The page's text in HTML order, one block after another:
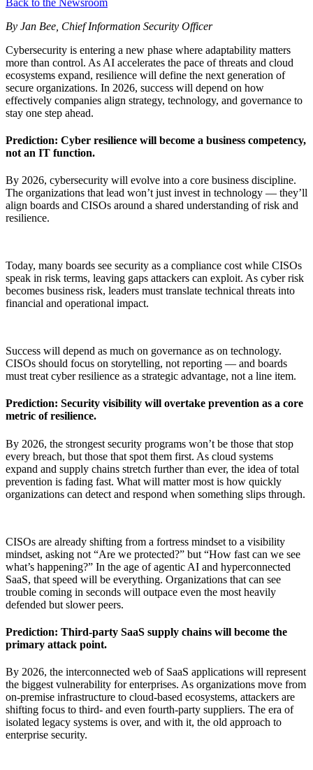
By Jan Bee, Chief Information Security Officer
Cybersecurity is entering a new phase where adaptability matters
more than control. As AI accelerates the pace of threats and cloud
ecosystems expand, resilience will define the next generation of
secure organizations. In 2026, success will depend on how
effectively companies align strategy, technology, and governance to
stay one step ahead.
Prediction: Cyber resilience will become a business competency,
not an IT function.
By 2026, cybersecurity will evolve into a core business discipline.
The organizations that lead won’t just invest in technology — they’ll
align boards and CISOs around a shared understanding of risk and
resilience.
Today, many boards see security as a compliance cost while CISOs
speak in risk terms, leaving gaps attackers can exploit. As cyber risk
becomes business risk, leaders must translate technical threats into
financial and operational impact.
Success will depend as much on governance as on technology.
CISOs should focus on storytelling, not reporting — and boards
must treat cyber resilience as a strategic advantage, not a line item.
Prediction: Security visibility will overtake prevention as a core
metric of resilience.
By 2026, the strongest security programs won’t be those that stop
every breach, but those that spot them first. As cloud systems
expand and supply chains stretch further than ever, the idea of total
prevention is fading fast. What will matter most is how quickly
organizations can detect and respond when something slips through.
CISOs are already shifting from a fortress mindset to a visibility
mindset, asking not “Are we protected?” but “How fast can we see
what’s happening?” In the age of agentic AI and hyperconnected
SaaS, that speed will be everything. Organizations that can see
trouble coming in seconds will outpace even the most heavily
defended but slower peers.
Prediction: Third-party SaaS supply chains will become the
primary attack point.
By 2026, the interconnected web of SaaS applications will represent
the biggest vulnerability for enterprises. As organizations move from
on-premise infrastructure to cloud-based ecosystems, attackers are
shifting focus to third- and even fourth-party suppliers. The era of
isolated legacy systems is over, and with it, the old approach to
enterprise security.